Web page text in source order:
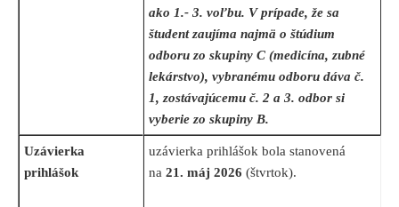
ako 1.- 3. voľbu. V prípade, že sa
študent zaujíma najmä o štúdium
odboru zo skupiny C (medicína, zubné
lekárstvo), vybranému odboru dáva č.
1, zostávajúcemu č. 2 a 3. odbor si
vyberie zo skupiny B.
Uzávierka
prihlášok
uzávierka prihlášok bola stanovená
na 21. máj 2026 (štvrtok).